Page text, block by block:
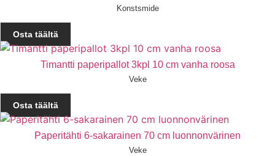
Konstsmide
Osta täältä
Timantti paperipallot 3kpl 10 cm vanha roosa
Veke
Osta täältä
Paperitähti 6-sakarainen 70 cm luonnonvärinen
Veke